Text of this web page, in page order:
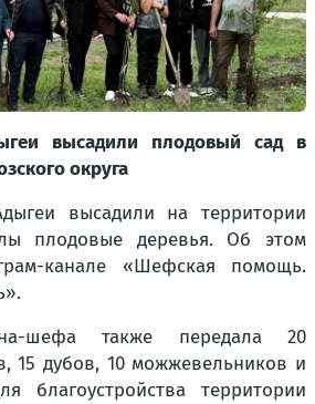
высадили плодовый сад в
округа
высадили на территории
плодовые деревья. Об этом
канале «Шефская помощь.
шефа также передала 20
15 дубов, 10 можжевельников и
благоустройства территории